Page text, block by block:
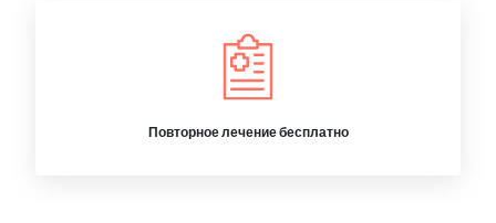
Повторное лечение бесплатно